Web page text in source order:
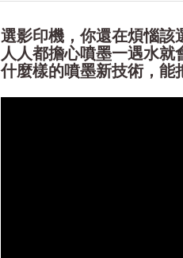
選影印機，你還在煩惱該
人人都擔心噴墨一遇水就
什麼樣的噴墨新技術，能